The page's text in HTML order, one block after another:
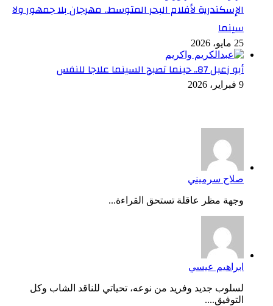
الإسكندرية لأفلام البحر المتوسط.. مهرجان بلا جمهور ولا
سينما
25 مايو، 2026
أبو زعبل 87.. حينما تصبح السينما علاجا للنفس
9 فبراير، 2026
صلاح سرميني
وجهة مظر عاقلة تستحق القراءة...
ابراهيم عيسي
لسلوب جديد وفريد من نوعه، تحياتي للناقد الشاب وكل
التوفيق....